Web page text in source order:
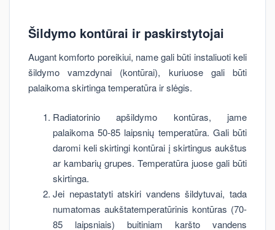
Šildymo kontūrai ir paskirstytojai
Augant komforto poreikiui, name gali būti instaliuoti keli
šildymo vamzdynai (kontūrai), kuriuose gali būti
palaikoma skirtinga temperatūra ir slėgis.
Radiatorinio apšildymo kontūras, jame
palaikoma 50-85 laipsnių temperatūra. Gali būti
daromi keli skirtingi kontūrai į skirtingus aukštus
ar kambarių grupes. Temperatūra juose gali būti
skirtinga.
Jei nepastatyti atskiri vandens šildytuvai, tada
numatomas aukštatemperatūrinis kontūras (70-
85 laipsniais) buitiniam karšto vandens